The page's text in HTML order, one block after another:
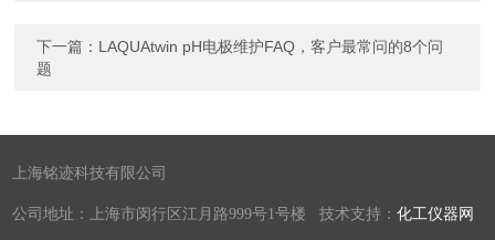
下一篇： LAQUAtwin pH电极维护FAQ，客户最常问的8个问
题
上海铭迹科技有限公司
公司地址：上海市闵行区江月路999号1号楼 技术支持：化工仪器网